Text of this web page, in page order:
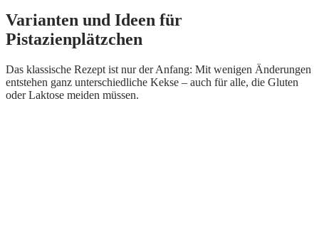
Varianten und Ideen für
Pistazienplätzchen
Das klassische Rezept ist nur der Anfang: Mit wenigen Änderungen
entstehen ganz unterschiedliche Kekse – auch für alle, die Gluten
oder Laktose meiden müssen.